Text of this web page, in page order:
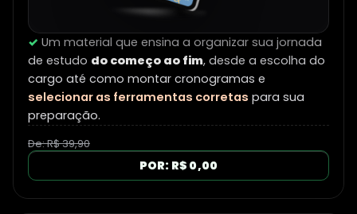
✓ Um material que ensina a organizar sua jornada
de estudo do começo ao fim, desde a escolha do
cargo até como montar cronogramas e
selecionar as ferramentas corretas para sua
preparação.
De: R$ 39,90
POR: R$ 0,00